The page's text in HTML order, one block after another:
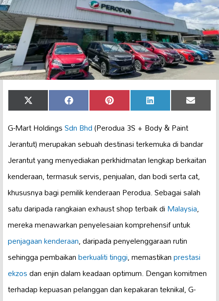
Share
on
X
(Twitter)
Share
on
Facebook Share
on
Pinterest Share
on
LinkedIn Share
on
Email
G-Mart HoldingsSdn Bhd(Perodua 3S + Body & Paint
Jerantut) merupakan sebuah destinasi terkemuka di bandar
Jerantut yang menyediakan perkhidmatan lengkap berkaitan
kenderaan, termasuk servis, penjualan, dan bodi serta cat,
khususnya bagi pemilik kenderaan Perodua. Sebagai salah
satu daripada rangkaian exhaust shop terbaik diMalaysia,
mereka menawarkan penyelesaian komprehensif untuk
penjagaan kenderaan, daripada penyelenggaraan rutin
sehingga pembaikanberkualiti tinggi, memastikanprestasi
ekzosdan enjin dalam keadaan optimum. Dengan komitmen
terhadap kepuasan pelanggan dan kepakaran teknikal, G-